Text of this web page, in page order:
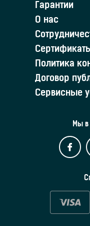
Гарантии
О нас
Политика
Договор
Сервисные
Мы в